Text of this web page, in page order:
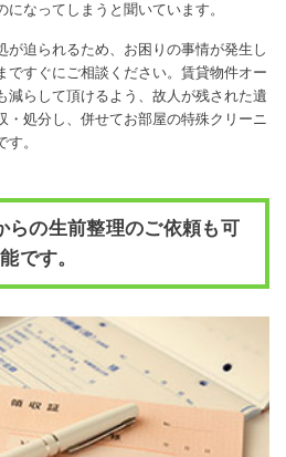
なってしまうと聞いています。
が迫られるため、お困りの事情が発生し
ですぐにご相談ください。賃貸物件オー
減らして頂けるよう、故人が残された遺
・処分し、併せてお部屋の特殊クリーニ
。
らの生前整理のご依頼も可
能です。